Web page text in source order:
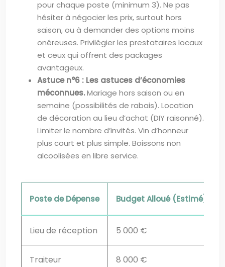
pour chaque poste (minimum 3). Ne pas
hésiter à négocier les prix, surtout hors
saison, ou à demander des options moins
onéreuses. Privilégier les prestataires locaux
et ceux qui offrent des packages
avantageux.
Astuce n°6 : Les astuces d’économies
méconnues.Mariage hors saison ou en
semaine (possibilités de rabais). Location
de décoration au lieu d’achat (DIY raisonné).
Limiter le nombre d’invités. Vin d’honneur
plus court et plus simple. Boissons non
alcoolisées en libre service.
Poste de Dépense Budget Alloué (Estimé)
Lieu de réception 5 000 €
Traiteur 8 000 €